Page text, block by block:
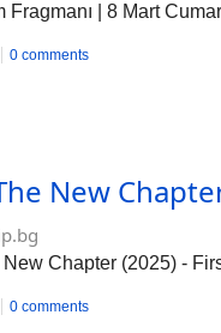
Fragmanı | 8 Mart
0 comments
New
Chapter (2025) -
0 comments